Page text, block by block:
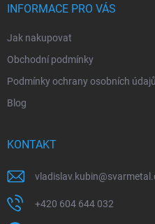
INFORMACE PRO VÁS
Jak nakupovat
Obchodní podmínky
Podmínky ochrany osobních údajů
Blog
KONTAKT
vladislav.kubin@
+420 604 644 032